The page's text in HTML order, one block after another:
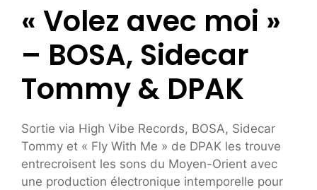
« Volez avec moi »
– BOSA, Sidecar
Tommy & DPAK
Sortie via High Vibe Records, BOSA, Sidecar
Tommy et « Fly With Me » de DPAK les trouve
entrecroisent les sons du Moyen-Orient avec
une production électronique intemporelle pour